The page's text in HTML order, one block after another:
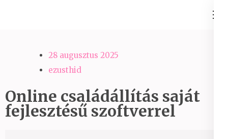
28 augusztus 2025
ezusthid
Online családállítás saját
fejlesztésű szoftverrel